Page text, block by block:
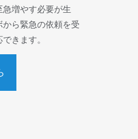
急増やす必要が生
から緊急の依頼を受
きます。